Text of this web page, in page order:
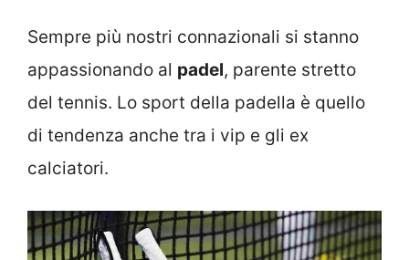
Sempre più nostri connazionali si stanno
appassionando al padel, parente stretto
del tennis. Lo sport della padella è quello
di tendenza anche tra i vip e gli ex
calciatori.